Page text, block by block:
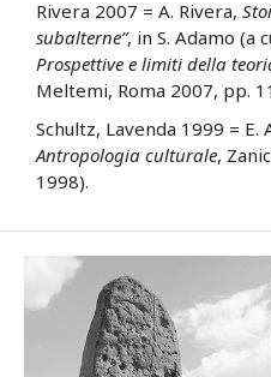
Rivera 2007 = A. Rivera,
subalterne”, in S. Adamo (a
Prospettive e limiti della
Meltemi, Roma 2007, pp.
Schultz, Lavenda 1999 = E.
Antropologia culturale,
1998).